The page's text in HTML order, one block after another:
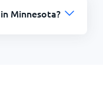
Minnesota?